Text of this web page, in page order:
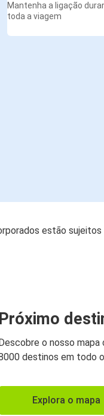
Mantenha a ligação
toda a viagem
estão sujeitos
Próximo
o nosso mapa
destinos em todo
Explora o mapa